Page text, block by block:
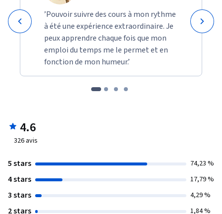
’Pouvoir suivre des cours à mon rythme
à été une expérience extraordinaire. Je
peux apprendre chaque fois que mon
emploi du temps me le permet et en
fonction de mon humeur.’
4.6
326 avis
5 stars 74,23 %
4 stars 17,79 %
3 stars 4,29 %
2 stars 1,84 %